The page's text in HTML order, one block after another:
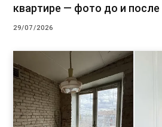
квартире — фото до и после
29/07/2026